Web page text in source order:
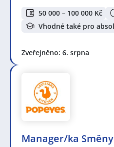
50 000 – 100 000 Kč
Vhodné také pro
Zveřejněno: 6. srpna
Manager/ka